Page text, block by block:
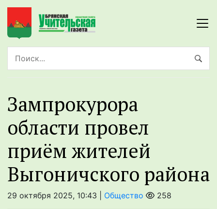
Зампрокурора
области провел
приём жителей
Выгоничского района
29 октября 2025, 10:43 | Общество 258